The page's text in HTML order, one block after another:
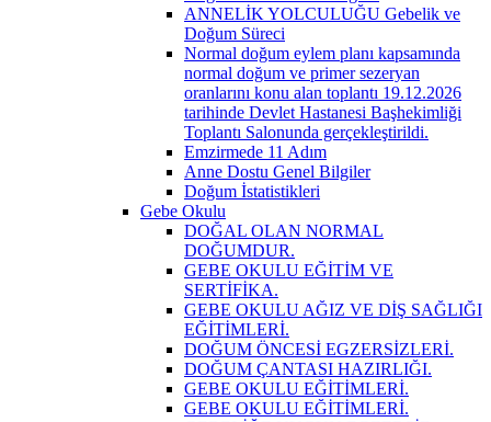
ANNELİK YOLCULUĞU Gebelik ve
Doğum Süreci
Normal doğum eylem planı kapsamında
normal doğum ve primer sezeryan
oranlarını konu alan toplantı 19.12.2026
tarihinde Devlet Hastanesi Başhekimliği
Toplantı Salonunda gerçekleştirildi.
Emzirmede 11 Adım
Anne Dostu Genel Bilgiler
Doğum İstatistikleri
Gebe Okulu
DOĞAL OLAN NORMAL
DOĞUMDUR.
GEBE OKULU EĞİTİM VE
SERTİFİKA.
GEBE OKULU AĞIZ VE DİŞ SAĞLIĞI
EĞİTİMLERİ.
DOĞUM ÖNCESİ EGZERSİZLERİ.
DOĞUM ÇANTASI HAZIRLIĞI.
GEBE OKULU EĞİTİMLERİ.
GEBE OKULU EĞİTİMLERİ.